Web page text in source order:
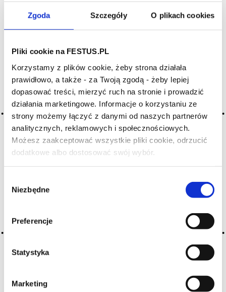
Zgoda Szczegóły O plikach cookies
Pliki cookie na FESTUS.PL
Korzystamy z plików cookie, żeby strona działała
prawidłowo, a także - za Twoją zgodą - żeby lepiej
dopasować treści, mierzyć ruch na stronie i prowadzić
działania marketingowe. Informacje o korzystaniu ze
strony możemy łączyć z danymi od naszych partnerów
analitycznych, reklamowych i społecznościowych.
Możesz zaakceptować wszystkie pliki cookie, odrzucić
dodatkowe albo dostosować swój wybór.
zgody
Niezbędne
Preferencje
Statystyka
Marketing
Czy masz ukończone 18 lat?
HASŁA ALFABETYCZNIE:
A B C-Ć D E F G
H I J K L-Ł M N
O-Ó P Q R S-Ś T
U V W X-Y
Z-Ź-Ż
Cały czas pracujemy nad wprowadzaniem do
-proszę nas o tym poinformować